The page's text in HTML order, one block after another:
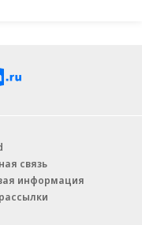
связь
информация